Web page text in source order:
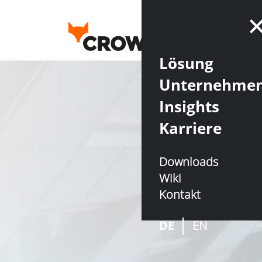
Lösung
Insights
Karriere
Downloads
Wiki
Kontakt
DE
EN